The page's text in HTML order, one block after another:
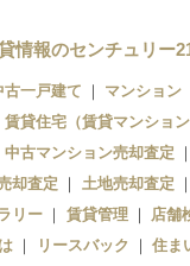
情報のセンチュリー
古一戸建て マンション
賃貸住宅（賃貸マンション
中古マンション売却査定
却査定
土地売却査定
リー
賃貸管理
店舗
リースバック
住ま